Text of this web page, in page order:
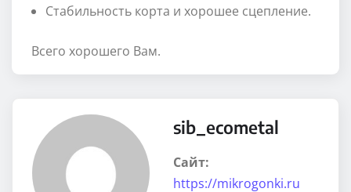
Стабильность корта и хорошее сцепление.
Всего хорошего Вам.
sib_ecometal
Сайт:
https://mikrogonki.ru